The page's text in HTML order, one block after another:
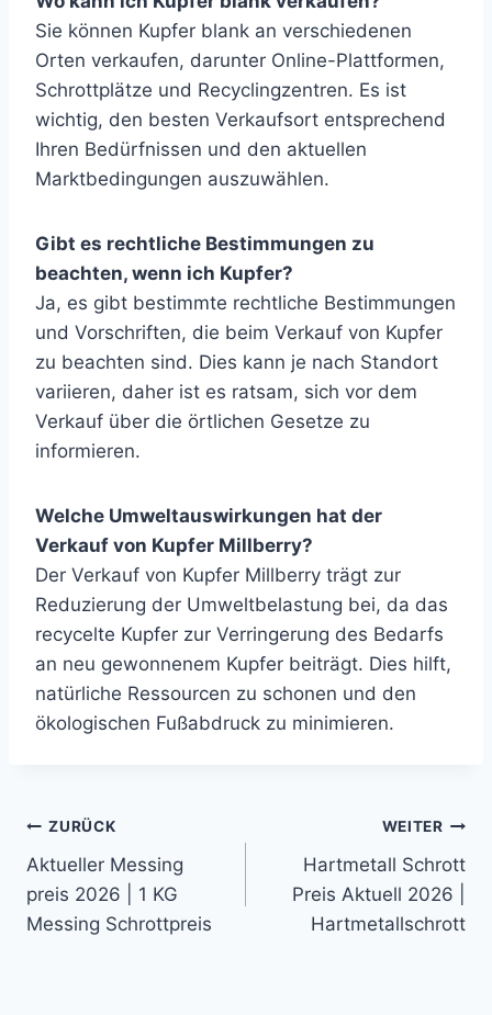
Sie können Kupfer blank an verschiedenen
Orten verkaufen, darunter Online-Plattformen,
Schrottplätze und Recyclingzentren. Es ist
wichtig, den besten Verkaufsort entsprechend
Ihren Bedürfnissen und den aktuellen
Marktbedingungen auszuwählen.
Gibt es rechtliche Bestimmungen zu
beachten, wenn ich Kupfer?
Ja, es gibt bestimmte rechtliche Bestimmungen
und Vorschriften, die beim Verkauf von Kupfer
zu beachten sind. Dies kann je nach Standort
variieren, daher ist es ratsam, sich vor dem
Verkauf über die örtlichen Gesetze zu
informieren.
Welche Umweltauswirkungen hat der
Verkauf von Kupfer Millberry?
Der Verkauf von Kupfer Millberry trägt zur
Reduzierung der Umweltbelastung bei, da das
recycelte Kupfer zur Verringerung des Bedarfs
an neu gewonnenem Kupfer beiträgt. Dies hilft,
natürliche Ressourcen zu schonen und den
ökologischen Fußabdruck zu minimieren.
Beitragsnavigation
ZURÜCK
Aktueller Messing
preis 2026 | 1 KG
Messing Schrottpreis
WEITER
Hartmetall Schrott
Preis Aktuell 2026 |
Hartmetallschrott